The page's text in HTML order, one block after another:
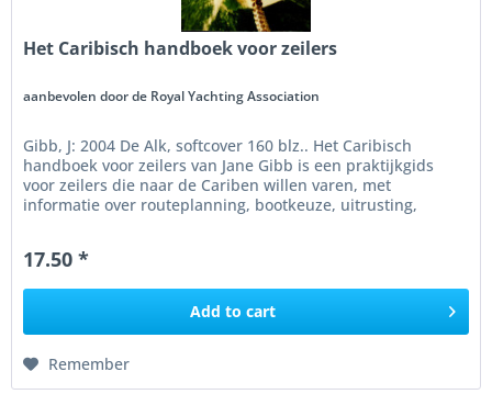
Het Caribisch handboek voor zeilers
aanbevolen door de Royal Yachting Association
Gibb, J: 2004 De Alk, softcover 160 blz.. Het Caribisch
handboek voor zeilers van Jane Gibb is een praktijkgids
voor zeilers die naar de Cariben willen varen, met
informatie over routeplanning, bootkeuze, uitrusting,
17.50 *
Add to cart
Remember